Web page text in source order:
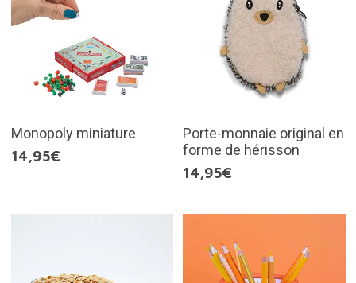
Monopoly miniature
14,95€
Porte-monnaie original en
forme de hérisson
14,95€